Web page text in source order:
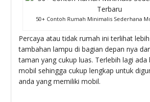
50+ Contoh Rumah Minimalis Sederhana
Percaya atau tidak rumah ini terlihat
tambahan lampu di bagian depan nya
taman yang cukup luas. Terlebih lagi ada
mobil sehingga cukup lengkap untuk
anda yang memiliki mobil.